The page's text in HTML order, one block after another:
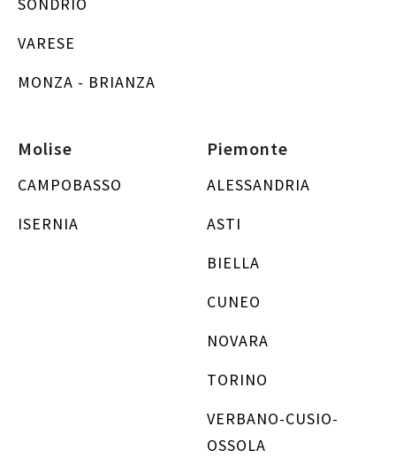
VARESE
MONZA - BRIANZA
Molise
CAMPOBASSO
ISERNIA
Piemonte
ALESSANDRIA
ASTI
BIELLA
CUNEO
NOVARA
TORINO
VERBANO-CUSIO-
OSSOLA